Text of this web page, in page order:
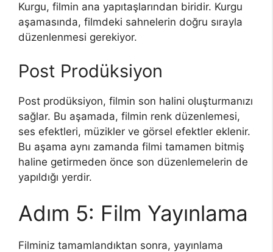
Kurgu, filmin ana yapıtaşlarından biridir. Kurgu
aşamasında, filmdeki sahnelerin doğru sırayla
düzenlenmesi gerekiyor.
Post Prodüksiyon
Post prodüksiyon, filmin son halini oluşturmanızı
sağlar. Bu aşamada, filmin renk düzenlemesi,
ses efektleri, müzikler ve görsel efektler eklenir.
Bu aşama aynı zamanda filmi tamamen bitmiş
haline getirmeden önce son düzenlemelerin de
yapıldığı yerdir.
Adım 5: Film Yayınlama
Filminiz tamamlandıktan sonra, yayınlama